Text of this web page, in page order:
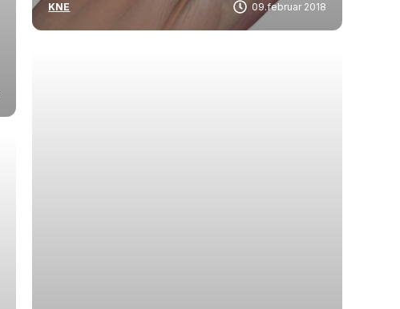
KNE 09.februar 2018